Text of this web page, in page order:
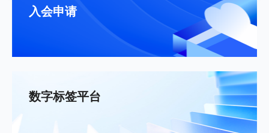
入会申请
数字标签平台